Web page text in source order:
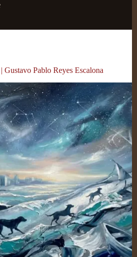
Gustavo Pablo Reyes Escalona